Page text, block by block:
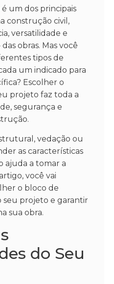
é um dos principais
construção civil,
versatilidade e
obras. Mas você
tipos de
um indicado para
Escolher o
projeto faz toda a
segurança e
vedação ou
as características
ajuda a tomar a
você vai
o bloco de
seu projeto e garantir
sua obra.
do Seu